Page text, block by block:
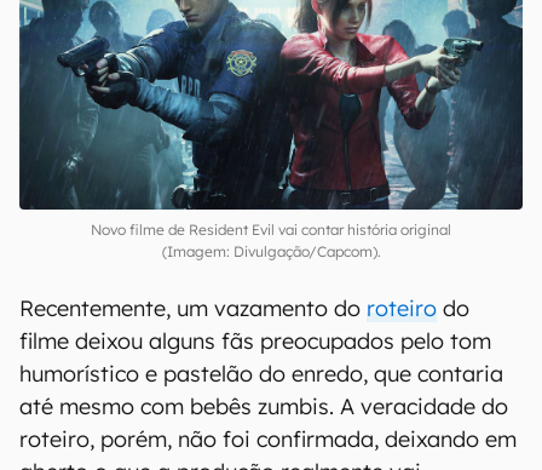
Novo filme de Resident Evil vai contar história original
(Imagem: Divulgação/Capcom).
Recentemente, um vazamento do roteiro do
filme deixou alguns fãs preocupados pelo tom
humorístico e pastelão do enredo, que contaria
até mesmo com bebês zumbis. A veracidade do
roteiro, porém, não foi confirmada, deixando em